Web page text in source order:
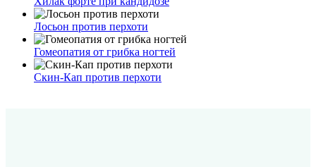
Лосьон против перхоти
Гомеопатия от грибка ногтей
Скин-Кап против перхоти